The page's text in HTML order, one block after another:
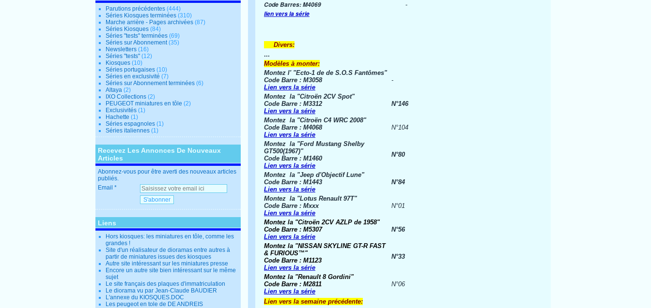
Parutions précédentes (444)
Séries Kiosques terminées (310)
Marche arrière - Pages archivées (87)
Séries Kiosques (84)
Séries "tests" terminées (69)
Séries sur Abonnement(35)
Newsletters (16)
Séries "tests" (12)
Kiosques (10)
Séries portugaises (10)
Séries en exclusivité (7)
Séries sur Abonnement terminées (6)
Altaya (2)
IXO Collections (2)
PEUGEOT miniatures en tôle (2)
Exclusivités (1)
Hachette (1)
Séries espagnoles (1)
Séries italiennes (1)
Recevez Les Annonces De Nouveaux
Articles
Abonnez-vous pour être averti des nouveaux articles
publiés.
Email
Liens
Hors kiosques: les miniatures en tôle, comme les
grandes !
Site d'un réalisateur de dioramas entre autres à
partir de miniatures issues des kiosques
Autre site intéressant sur les miniatures presse
Encore un autre site bien intéressant sur le même
sujet
Le site français des plaques d'immatriculation
Le diorama vu par Jean-Claude BAUDIER
L'annexe du KIOSQUES.DOC
Les peugeot en tole de DE ANDREIS
Code Barres: M4069
lien vers la série
-
Divers:
...
Modèles à monter:
Montez l' "Ecto-1 de de S.O.S Fantômes"
Code Barre : M3058
Lien vers la série
-
Montez la "Citroën 2CV Spot"
Code Barre : M3312
Lien vers la série
N°146
Montez la "Citroën C4 WRC 2008"
Code Barre : M4068
Lien vers la série
N°104
Montez la "Ford Mustang Shelby
GT500(1967)"
Code Barre : M1460
Lien vers la série
N°80
Montez la "Jeep d'Objectif Lune"
Code Barre : M1443
Lien vers la série
N°84
Montez la "Lotus Renault 97T"
Code Barre : Mxxx
Lien vers la série
N°01
Montez la "Citroën 2CV AZLP de 1958"
Code Barre : M5307
Lien vers la série
N°56
Montez la "NISSAN SKYLINE GT-R FAST
& FURIOUS™"
Code Barre : M1123
Lien vers la série
N°33
Montez la "Renault 8 Gordini"
Code Barre : M2811
Lien vers la série
N°06
Lien vers la semaine précédente: